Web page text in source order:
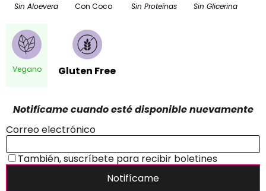
Sin Aloevera Con Coco Sin Proteínas Sin Glicerina
Vegano Gluten Free